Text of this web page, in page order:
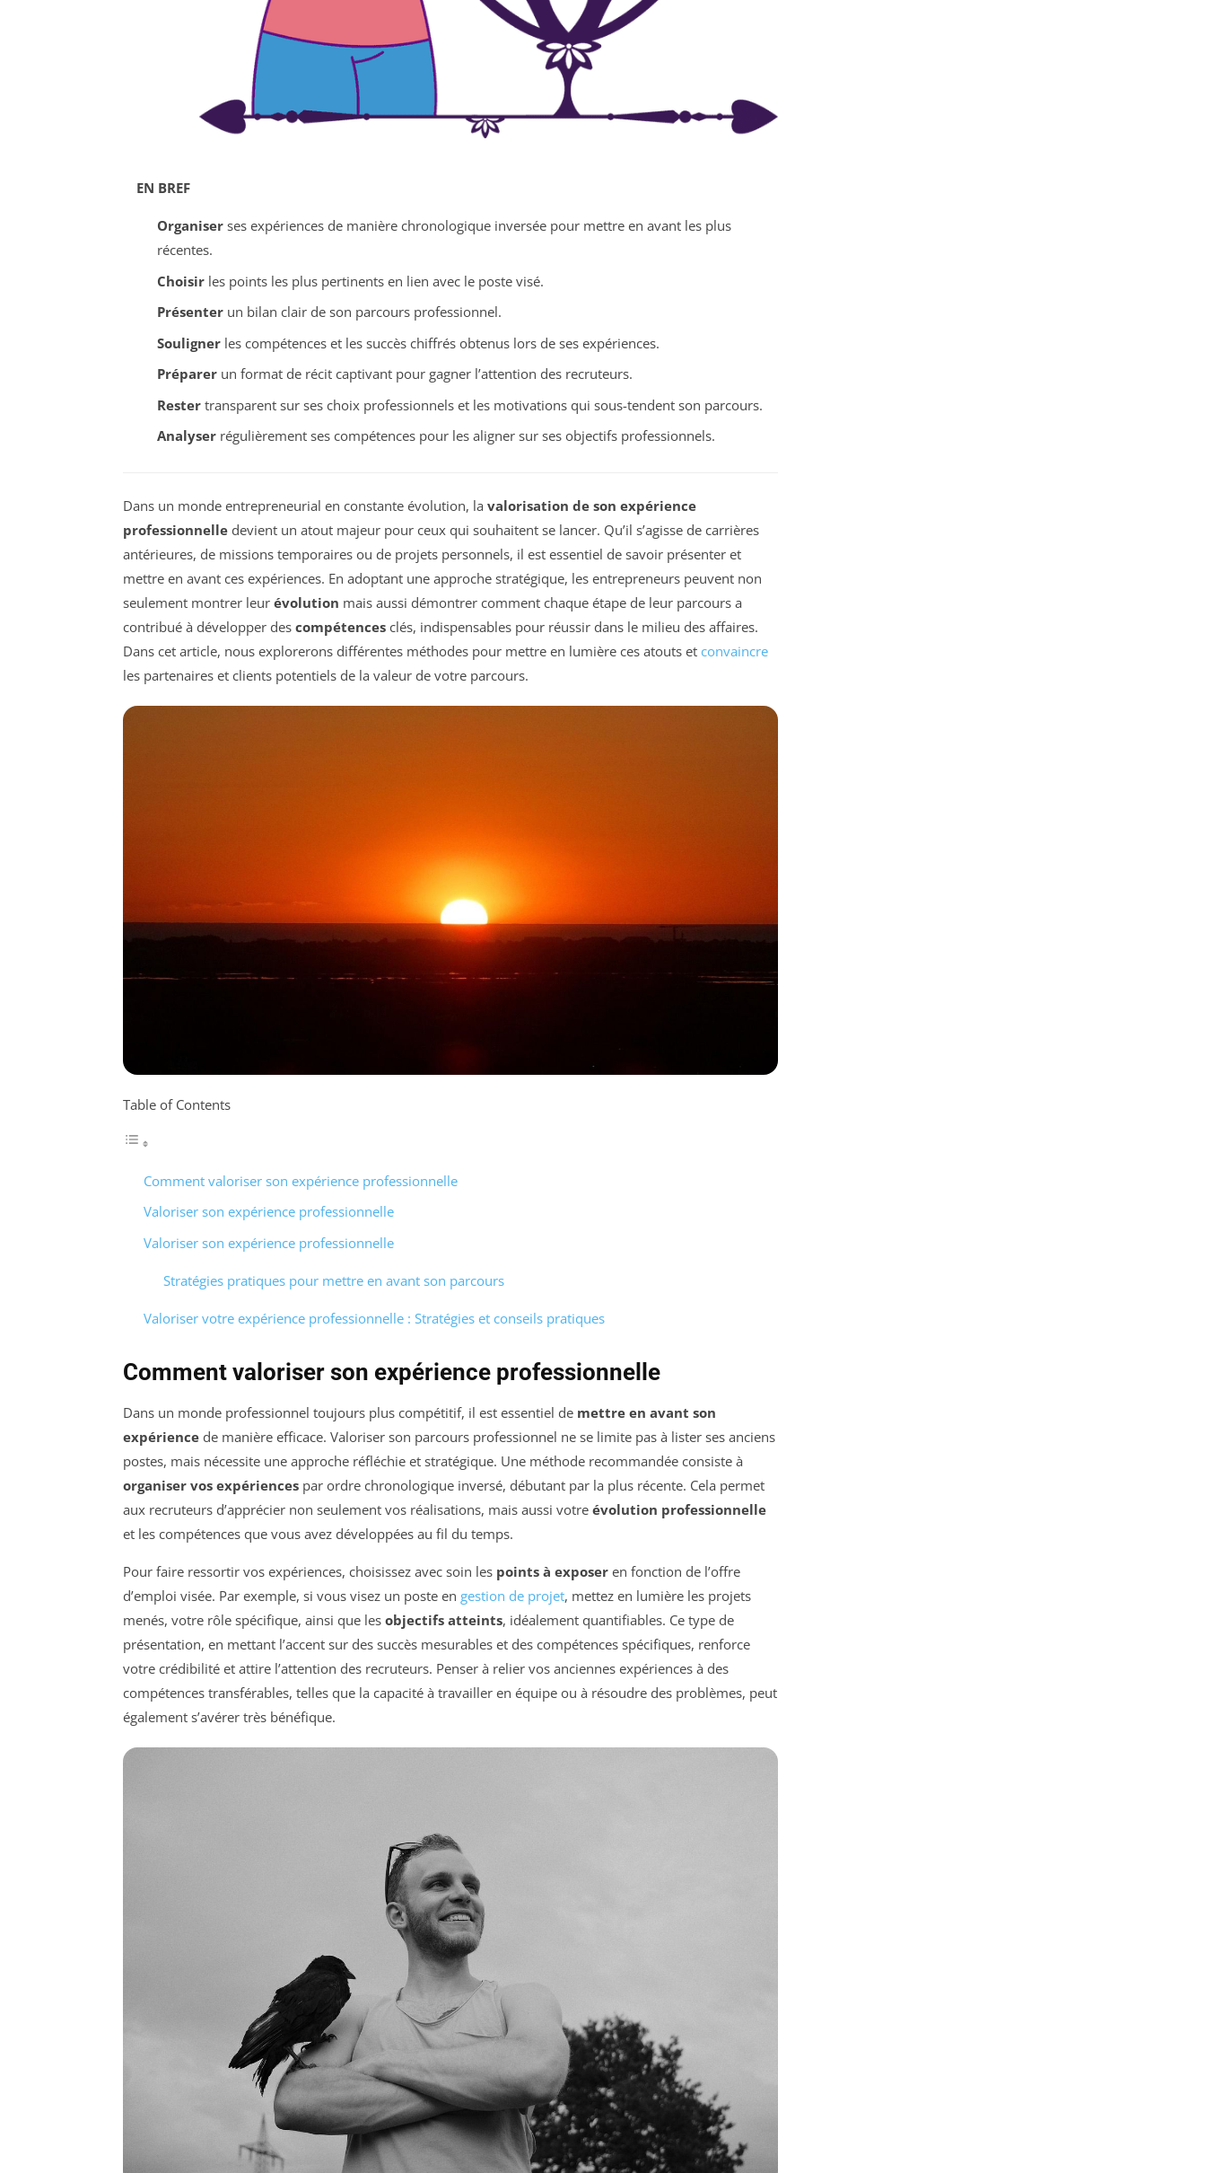
EN BREF
Organiserses expériences de manière chronologique inversée pour mettre en avant les plus
récentes.
Choisirles points les plus pertinents en lien avec le poste visé.
Présenterun bilan clair de son parcours professionnel.
Soulignerles compétences et les succès chiffrés obtenus lors de ses expériences.
Préparerun format de récit captivant pour gagner l’attention des recruteurs.
Restertransparent sur ses choix professionnels et les motivations qui sous-tendent son parcours.
Analyserrégulièrement ses compétences pour les aligner sur ses objectifs professionnels.
Dans un monde entrepreneurial en constante évolution, la valorisation de son expérience
professionnelle devient un atout majeur pour ceux qui souhaitent se lancer. Qu’il s’agisse de carrières
antérieures, de missions temporaires ou de projets personnels, il est essentiel de savoir présenter et
mettre en avant ces expériences. En adoptant une approche stratégique, les entrepreneurs peuvent non
seulement montrer leur évolution mais aussi démontrer comment chaque étape de leur parcours a
contribué à développer des compétences clés, indispensables pour réussir dans le milieu des affaires.
Dans cet article, nous explorerons différentes méthodes pour mettre en lumière ces atouts et convaincre
les partenaires et clients potentiels de la valeur de votre parcours.
Table of Contents
Comment valoriser son expérience professionnelle
Valoriser son expérience professionnelle
Valoriser son expérience professionnelle
Stratégies pratiques pour mettre en avant son parcours
Valoriser votre expérience professionnelle : Stratégies et conseils pratiques
Comment valoriser son expérience professionnelle
Dans un monde professionnel toujours plus compétitif, il est essentiel de mettre en avant son
expérience de manière efficace. Valoriser son parcours professionnel ne se limite pas à lister ses anciens
postes, mais nécessite une approche réfléchie et stratégique. Une méthode recommandée consiste à
organiser vos expériences par ordre chronologique inversé, débutant par la plus récente. Cela permet
aux recruteurs d’apprécier non seulement vos réalisations, mais aussi votre évolution professionnelle
et les compétences que vous avez développées au fil du temps.
Pour faire ressortir vos expériences, choisissez avec soin les points à exposer en fonction de l’offre
d’emploi visée. Par exemple, si vous visez un poste en gestion de projet, mettez en lumière les projets
menés, votre rôle spécifique, ainsi que les objectifs atteints, idéalement quantifiables. Ce type de
présentation, en mettant l’accent sur des succès mesurables et des compétences spécifiques, renforce
votre crédibilité et attire l’attention des recruteurs. Penser à relier vos anciennes expériences à des
compétences transférables, telles que la capacité à travailler en équipe ou à résoudre des problèmes, peut
également s’avérer très bénéfique.